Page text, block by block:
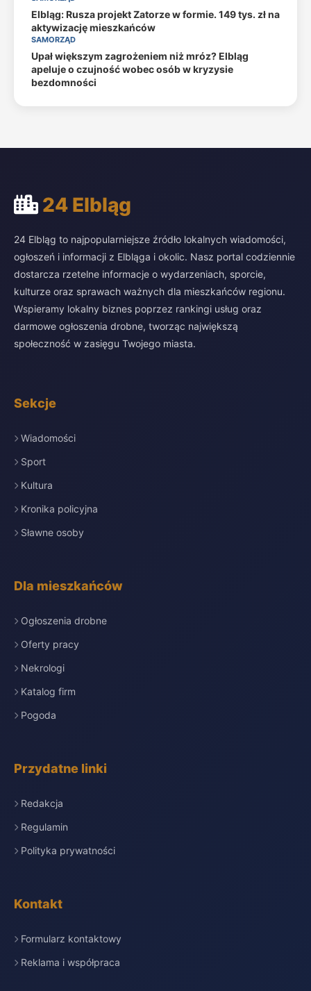
Elbląg: Rusza projekt Zatorze w formie. 149 tys. zł na
aktywizację mieszkańców
SAMORZĄD
Upał większym zagrożeniem niż mróz? Elbląg
apeluje o czujność wobec osób w kryzysie
bezdomności
24 Elbląg
24 Elbląg to najpopularniejsze źródło lokalnych wiadomości,
ogłoszeń i informacji z Elbląga i okolic. Nasz portal codziennie
dostarcza rzetelne informacje o wydarzeniach, sporcie,
kulturze oraz sprawach ważnych dla mieszkańców regionu.
Wspieramy lokalny biznes poprzez rankingi usług oraz
darmowe ogłoszenia drobne, tworząc największą
społeczność w zasięgu Twojego miasta.
Sekcje
Wiadomości
Sport
Kultura
Kronika policyjna
Sławne osoby
Dla mieszkańców
Ogłoszenia drobne
Oferty pracy
Nekrologi
Katalog firm
Pogoda
Przydatne linki
Redakcja
Regulamin
Polityka prywatności
Kontakt
Formularz kontaktowy
Reklama i współpraca